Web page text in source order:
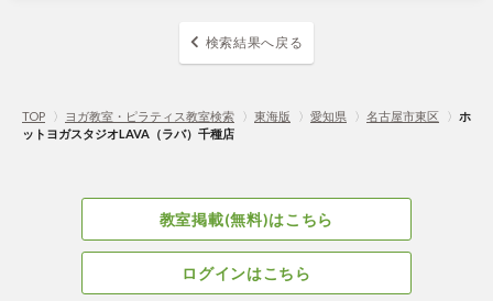
検索結果へ戻る
TOP 〉 ヨガ教室・ピラティス教室検索 〉 東海版 〉 愛知県 〉 名古屋市東区 〉 ホ
ットヨガスタジオLAVA（ラバ）千種店
教室掲載(無料)はこちら
ログインはこちら